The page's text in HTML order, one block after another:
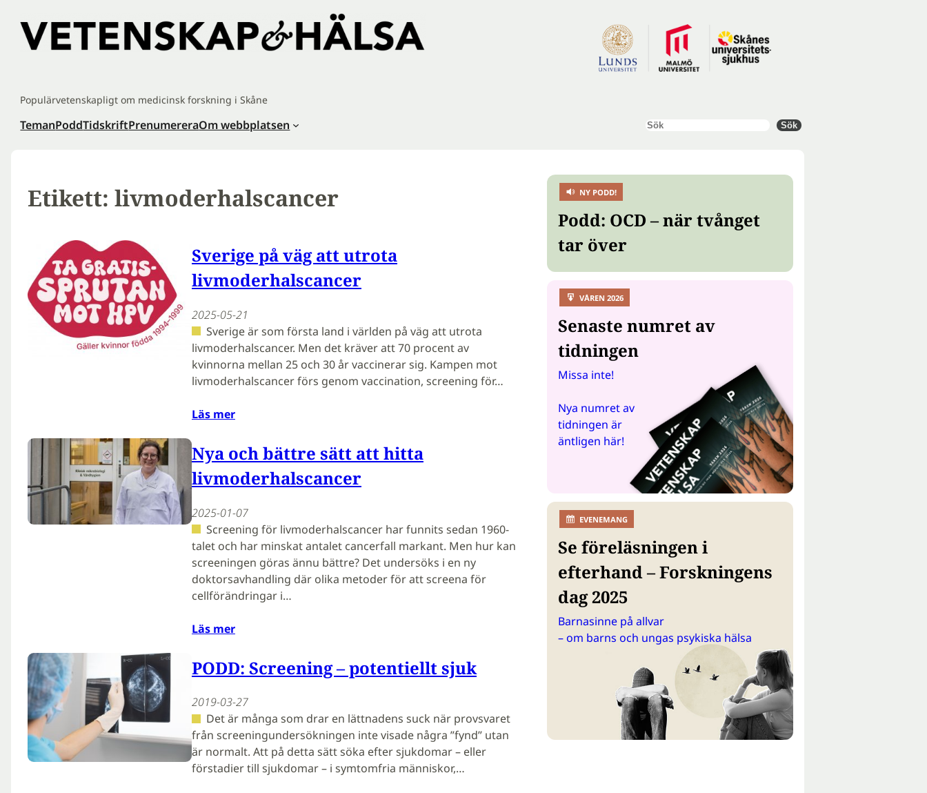
innehåll
Populärvetenskapligt om medicinsk forskning i Skåne
TemanPoddTidskriftPrenumereraOm webbplatsen Sök Sök
Etikett: livmoderhalscancer
Sverige på väg att utrota
livmoderhalscancer
2025-05-21
Sverige är som första land i världen på väg att utrota
livmoderhalscancer. Men det kräver att 70 procent av
kvinnorna mellan 25 och 30 år vaccinerar sig. Kampen mot
livmoderhalscancer förs genom vaccination, screening för…
Läs mer
Nya och bättre sätt att hitta
livmoderhalscancer
2025-01-07
Screening för livmoderhalscancer har funnits sedan 1960-
talet och har minskat antalet cancerfall markant. Men hur kan
screeningen göras ännu bättre? Det undersöks i en ny
doktorsavhandling där olika metoder för att screena för
cellförändringar i…
Läs mer
PODD: Screening – potentiellt sjuk
2019-03-27
Det är många som drar en lättnadens suck när provsvaret
från screeningundersökningen inte visade några ”fynd” utan
är normalt. Att på detta sätt söka efter sjukdomar – eller
förstadier till sjukdomar – i symtomfria människor,…
NY PODD!
Podd: OCD – när tvånget
tar över
VÅREN 2026
Senaste numret av
tidningen
Missa inte!
Nya numret av
tidningen är
äntligen här!
EVENEMANG
Se föreläsningen i
efterhand – Forskningens
dag 2025
Barnasinne på allvar
– om barns och ungas psykiska hälsa